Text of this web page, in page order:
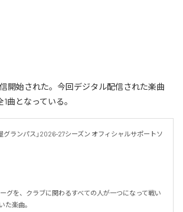
信開始された。今回デジタル配信された楽曲
1曲となっている。
グランパス」2026-27シーズン オフィシャルサポートソ
グを、クラブに関わるすべての人が一つになって戦い
た楽曲。